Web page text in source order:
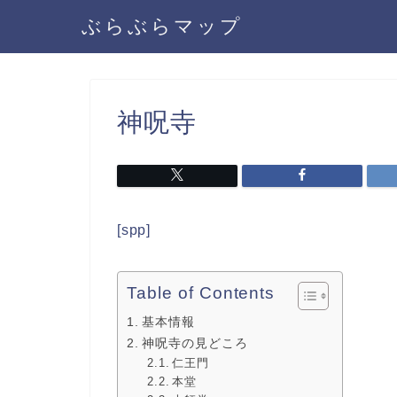
ぶらぶらマップ
神呪寺
[spp]
Table of Contents
基本情報
神呪寺の見どころ
仁王門
本堂